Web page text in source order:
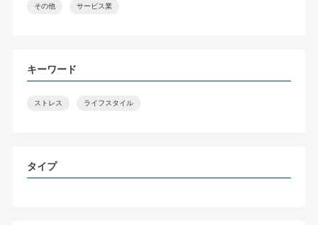
その他 サービス業
キーワード
ストレス ライフスタイル
タイプ